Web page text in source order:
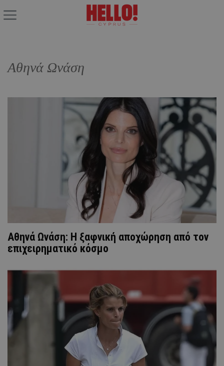
Αθηνά Ωνάση
Αθηνά Ωνάση: Η ξαφνική αποχώρηση από τον
επιχειρηματικό κόσμο